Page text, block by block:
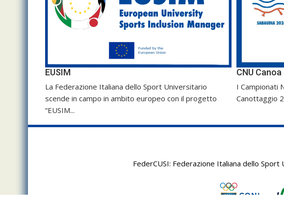
EUSIM
La Federazione Italiana dello Sport Universitario
scende in campo in ambito europeo con il progetto
“EUSIM...
CNU
I Campionati
Canottaggio
FederCUSI: Federazione Italiana dello